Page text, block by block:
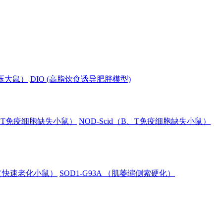
大鼠） DIO (高脂饮食诱导肥胖模型)
免疫细胞缺失小鼠）
NOD-Scid（B、T免疫细胞缺失小鼠）
速老化小鼠） SOD1-G93A （肌萎缩侧索硬化）